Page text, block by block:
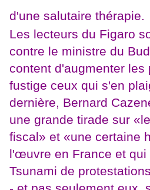
d'une salutaire thérapie.
Les lecteurs du Figaro
contre le ministre du
content d'augmenter les
fustige ceux qui s'en
dernière, Bernard
une grande tirade sur
fiscal» et «une certaine
l'œuvre en France et qui
Tsunami de